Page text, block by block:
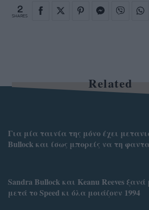
2
SHARES
Related
Για μία ταινία της μόνο έχει
Bullock και ίσως μπορείς να τη
Sandra Bullock και Keanu Reeves
μετά το Speed κι όλα μοιάζουν 1994